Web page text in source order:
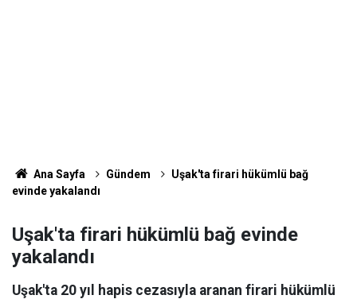
Ana Sayfa Gündem
Uşak'ta firari hükümlü bağ
evinde yakalandı
Uşak'ta firari hükümlü bağ evinde
yakalandı
Uşak'ta 20 yıl hapis cezasıyla aranan firari hükümlü